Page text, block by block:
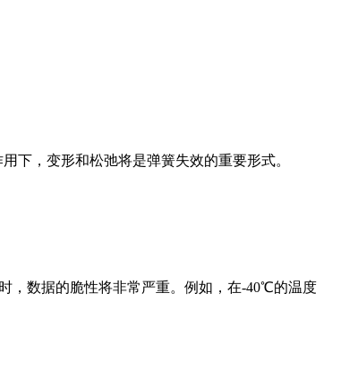
，变形和松弛将是弹簧失效的重要形式。
数据的脆性将非常严重。例如，在-40℃的温度